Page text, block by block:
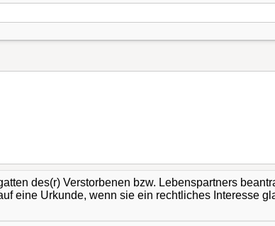
des(r) Verstorbenen bzw. Lebenspartners
eine Urkunde, wenn sie ein rechtliches Interesse